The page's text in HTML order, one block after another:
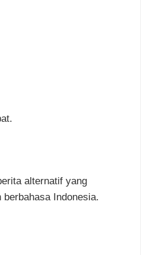
alternatif yang
Indonesia.